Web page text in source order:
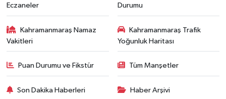
Eczaneler
Durumu
Kahramanmaraş Namaz
Vakitleri
Kahramanmaraş Trafik
Yoğunluk Haritası
Puan Durumu ve Fikstür Tüm Manşetler
Son Dakika Haberleri Haber Arşivi